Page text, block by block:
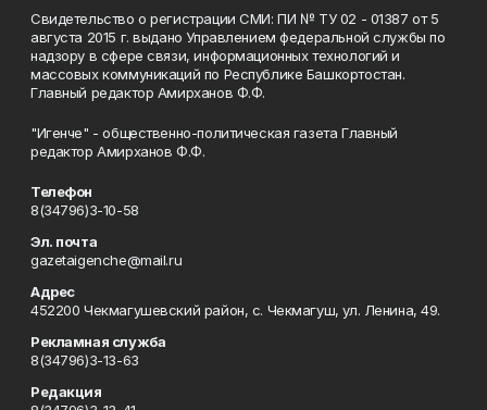
Свидетельство о регистрации СМИ: ПИ № ТУ 02 - 01387 от 5
августа 2015 г. выдано Управлением федеральной службы по
надзору в сфере связи, информационных технологий и
массовых коммуникаций по Республике Башкортостан.
Главный редактор Амирханов Ф.Ф.
"Игенче" - общественно-политическая газета Главный
редактор Амирханов Ф.Ф.
Телефон
8(34796)3-10-58
Эл. почта
gazetaigenche@mail.ru
Адрес
452200 Чекмагушевский район, с. Чекмагуш, ул. Ленина, 49.
Рекламная служба
8(34796)3-13-63
Редакция